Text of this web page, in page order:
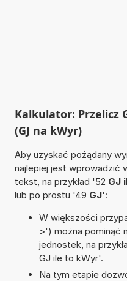
Kalkulator: Przelicz
(GJ na kWyr)
Aby uzyskać pożądany
najlepiej jest wprowadzić
tekst, na przykład '52 GJ
lub po prostu '49 GJ':
W większości
>') można pominąć
jednostek, na
GJ ile to kWyr'.
Na tym etapie